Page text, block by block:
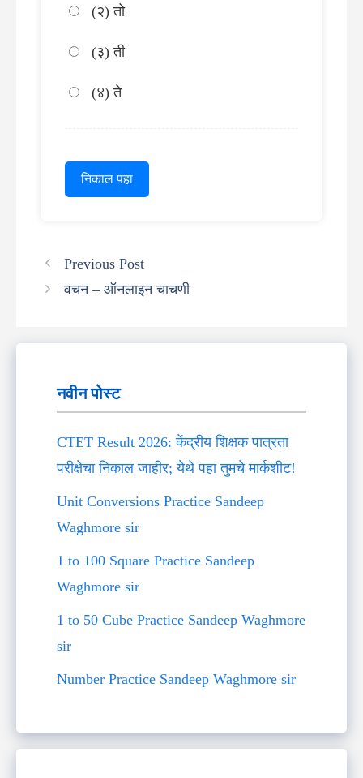
(२) तो
(३) ती
(४) ते
निकाल पहा
Previous Post
वचन – ऑनलाइन चाचणी
नवीन पोस्ट
CTET Result 2026: केंद्रीय शिक्षक पात्रता
परीक्षेचा निकाल जाहीर; येथे पहा तुमचे मार्कशीट!
Unit Conversions Practice Sandeep
Waghmore sir
1 to 100 Square Practice Sandeep
Waghmore sir
1 to 50 Cube Practice Sandeep Waghmore
sir
Number Practice Sandeep Waghmore sir